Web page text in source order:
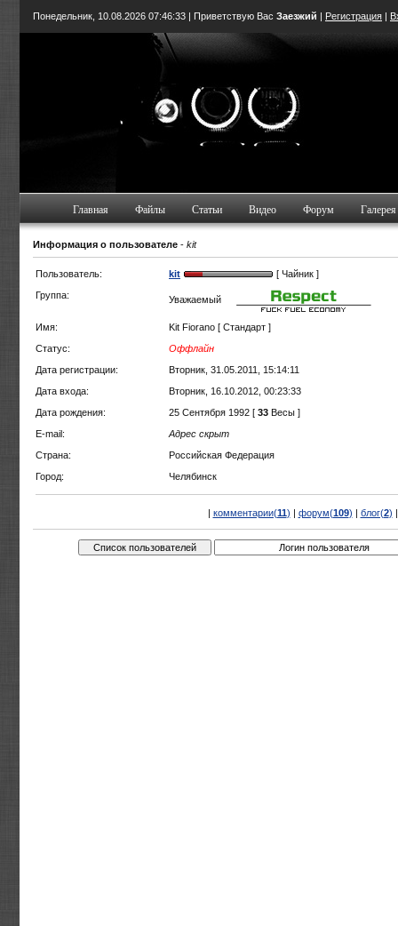
Понедельник, 10.08.2026 07:46:33 | Приветствую Вас Заезжий | Регистрация |
Главная Файлы Статьи Видео Форум Галерея
Информация о пользователе - kit
Пользователь: kit
[ Чайник ]
Группа:
Уважаемый
Имя:
Kit Fiorano [ Стандарт ]
Статус:
Оффлайн
Дата регистрации:
Вторник, 31.05.2011, 15:14:11
Дата входа:
Вторник, 16.10.2012, 00:23:33
Дата рождения:
25 Сентября 1992 [ 33 Весы ]
E-mail:
Адрес скрыт
Страна:
Российская Федерация
Город:
Челябинск
комментарии(11) форум(109) блог(2)